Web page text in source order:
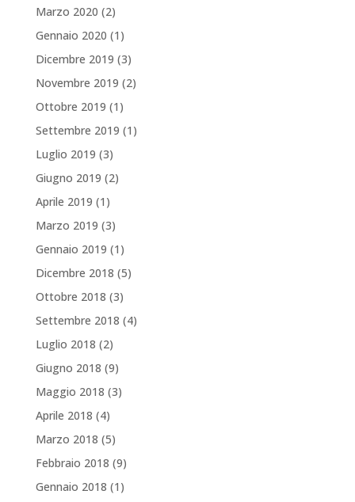
Marzo 2020 (2)
Gennaio 2020 (1)
Dicembre 2019 (3)
Novembre 2019 (2)
Ottobre 2019 (1)
Settembre 2019 (1)
Luglio 2019 (3)
Giugno 2019 (2)
Aprile 2019 (1)
Marzo 2019 (3)
Gennaio 2019 (1)
Dicembre 2018 (5)
Ottobre 2018 (3)
Settembre 2018 (4)
Luglio 2018 (2)
Giugno 2018 (9)
Maggio 2018 (3)
Aprile 2018 (4)
Marzo 2018 (5)
Febbraio 2018 (9)
Gennaio 2018 (1)